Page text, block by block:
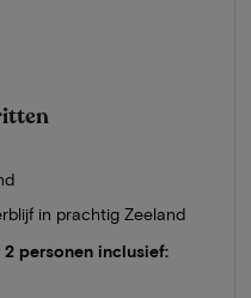
in prachtig Zeeland
personen inclusief: